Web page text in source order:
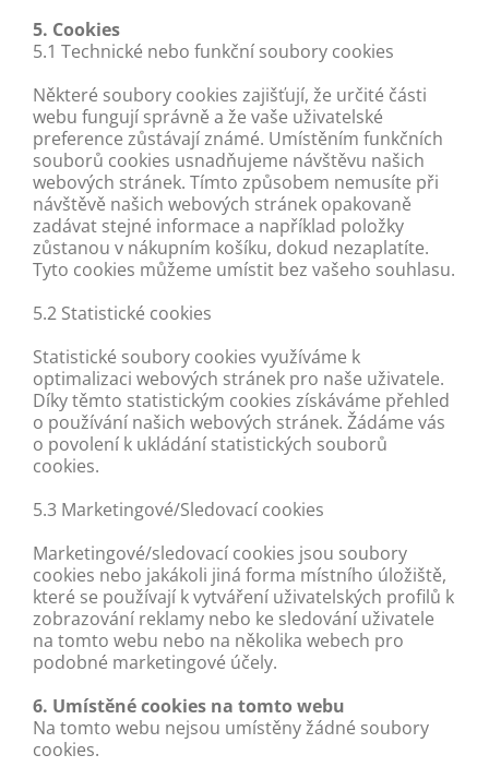
5. Cookies
5.1 Technické nebo funkční soubory cookies
Některé soubory cookies zajišťují, že určité části
webu fungují správně a že vaše uživatelské
preference zůstávají známé. Umístěním funkčních
souborů cookies usnadňujeme návštěvu našich
webových stránek. Tímto způsobem nemusíte při
návštěvě našich webových stránek opakovaně
zadávat stejné informace a například položky
zůstanou v nákupním košíku, dokud nezaplatíte.
Tyto cookies můžeme umístit bez vašeho souhlasu.
5.2 Statistické cookies
Statistické soubory cookies využíváme k
optimalizaci webových stránek pro naše uživatele.
Díky těmto statistickým cookies získáváme přehled
o používání našich webových stránek. Žádáme vás
o povolení k ukládání statistických souborů
cookies.
5.3 Marketingové/Sledovací cookies
Marketingové/sledovací cookies jsou soubory
cookies nebo jakákoli jiná forma místního úložiště,
které se používají k vytváření uživatelských profilů k
zobrazování reklamy nebo ke sledování uživatele
na tomto webu nebo na několika webech pro
podobné marketingové účely.
6. Umístěné cookies na tomto webu
Na tomto webu nejsou umístěny žádné soubory
cookies.